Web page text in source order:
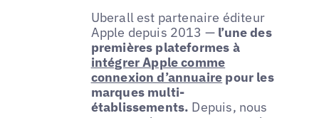
Uberall est partenaire éditeur
Apple depuis 2013 — l’une des
premières plateformes à
intégrer Apple comme
connexion d’annuaire pour les
marques multi-
établissements. Depuis, nous